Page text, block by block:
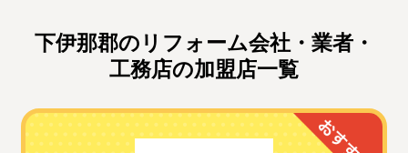
下伊那郡のリフォーム会社・業者・
工務店の加盟店一覧